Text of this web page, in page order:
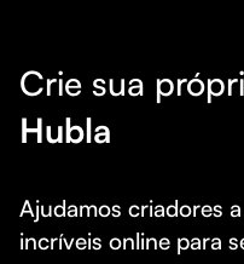
Crie sua
Hubla
Ajudamos criadores
incríveis online para